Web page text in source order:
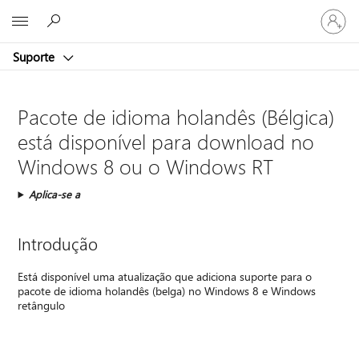
Suporte
Entre
em
sua
Pacote de idioma holandês (Bélgica)
está disponível para download no
Windows 8 ou o Windows RT
Aplica-se a
Introdução
Está disponível uma atualização que adiciona suporte para o
pacote de idioma holandês (belga) no Windows 8 e Windows
retângulo